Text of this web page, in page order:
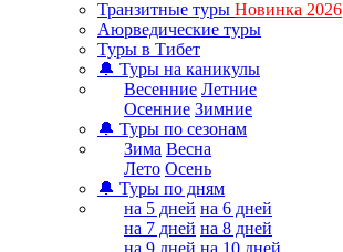
Транзитные туры Новинка 2026
Аюрведические туры
Туры в Тибет
🔔 Туры на каникулы
Весенние Летние
Осенние Зимние
🔔 Туры по сезонам
Зима Весна
Лето Осень
🔔 Туры по дням
на 5 дней на 6 дней
на 7 дней на 8 дней
на 9 дней на 10 дней